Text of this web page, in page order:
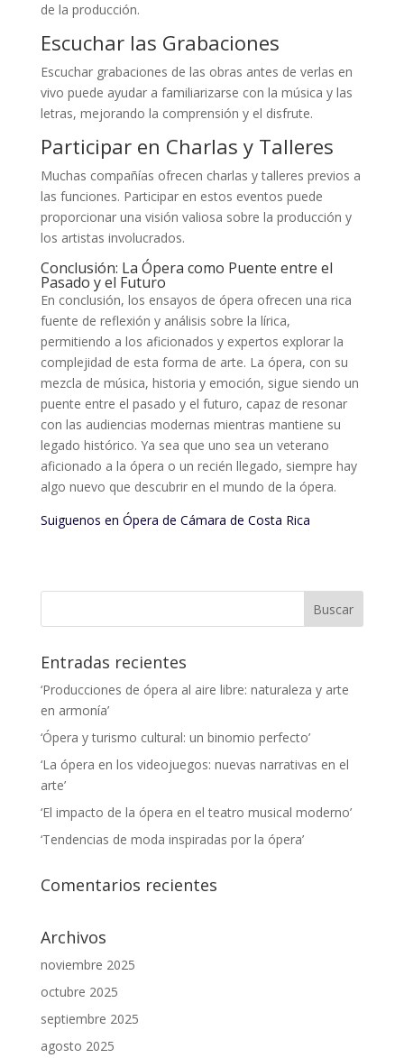
de la producción.
Escuchar las Grabaciones
Escuchar grabaciones de las obras antes de verlas en
vivo puede ayudar a familiarizarse con la música y las
letras, mejorando la comprensión y el disfrute.
Participar en Charlas y Talleres
Muchas compañías ofrecen charlas y talleres previos a
las funciones. Participar en estos eventos puede
proporcionar una visión valiosa sobre la producción y
los artistas involucrados.
Conclusión: La Ópera como Puente entre el
Pasado y el Futuro
En conclusión, los ensayos de ópera ofrecen una rica
fuente de reflexión y análisis sobre la lírica,
permitiendo a los aficionados y expertos explorar la
complejidad de esta forma de arte. La ópera, con su
mezcla de música, historia y emoción, sigue siendo un
puente entre el pasado y el futuro, capaz de resonar
con las audiencias modernas mientras mantiene su
legado histórico. Ya sea que uno sea un veterano
aficionado a la ópera o un recién llegado, siempre hay
algo nuevo que descubrir en el mundo de la ópera.
Suiguenos en Ópera de Cámara de Costa Rica
Entradas recientes
‘Producciones de ópera al aire libre: naturaleza y arte
en armonía’
‘Ópera y turismo cultural: un binomio perfecto’
‘La ópera en los videojuegos: nuevas narrativas en el
arte’
‘El impacto de la ópera en el teatro musical moderno’
‘Tendencias de moda inspiradas por la ópera’
Comentarios recientes
Archivos
noviembre 2025
octubre 2025
septiembre 2025
agosto 2025